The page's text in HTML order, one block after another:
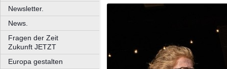
Newsletter.
News.
Fragen der Zeit
Zukunft JETZT
Europa gestalten